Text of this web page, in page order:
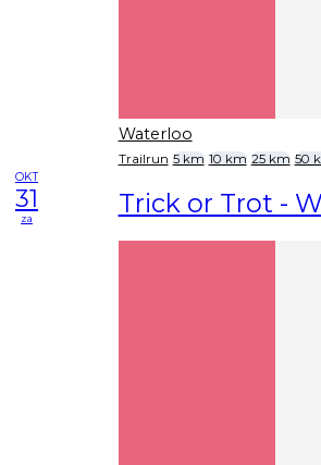
Waterloo
Trailrun 5 km 10 km 25 km 50
OKT
31
za Trick or Trot -